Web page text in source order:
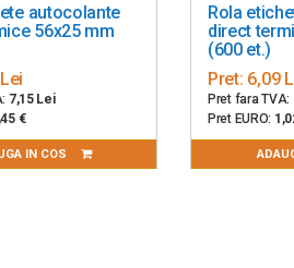
autocolante
56x25 mm
7,15 Lei
€
IN COS
Rola
direct
(600 et.)
Pret: 6,09
Pret fara TVA:
Pret EURO: